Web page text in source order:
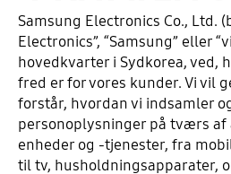
Samsung Electronics Co., Ltd.
Electronics”, “Samsung” eller
hovedkvarter i Sydkorea, ved,
fred er for vores kunder. Vi vil
forstår, hvordan vi indsamler
personoplysninger på tværs af
enheder og -tjenester, fra
til tv, husholdningsapparater,